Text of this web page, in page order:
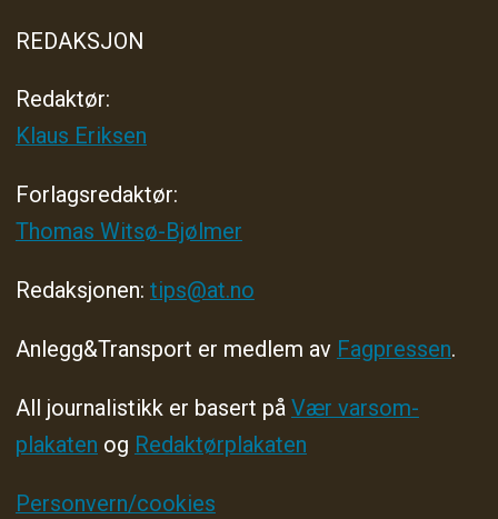
REDAKSJON
Redaktør:
Klaus Eriksen
Forlagsredaktør:
Thomas Witsø-Bjølmer
Redaksjonen: tips@at.no
Anlegg&Transport er medlem av Fagpressen.
All journalistikk er basert på Vær varsom-
plakaten og Redaktørplakaten
Personvern/cookies